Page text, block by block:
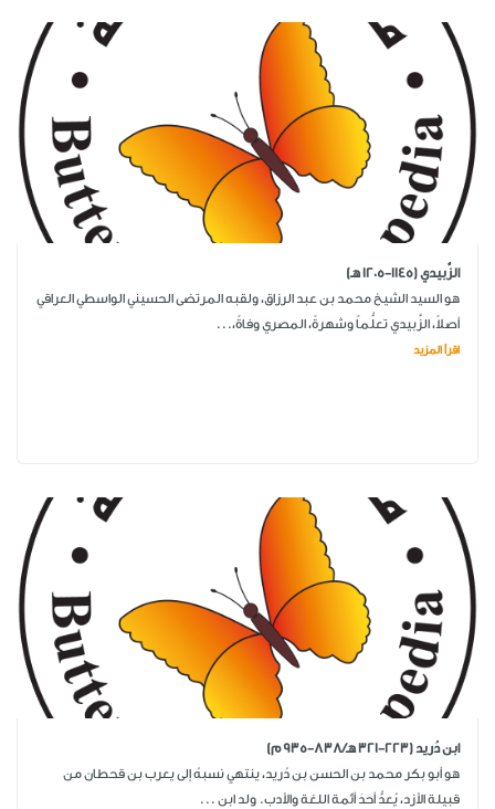
الزَّبيدي (1145-1205 هـ)
هو السيد الشيخ محمد بن عبد الرزاق، ولقبه المرتضى الحسيني الواسطي العراقي
أصلاً، الزَّبيدي تعلُّماً وشهرةً، المصري وفاةً،...
اقرأ المزيد
ابن دُريد (223-321 هـ/838-935 م)
هو أبو بكر محمد بن الحسن بن دُريد، ينتهي نسبهُ إلى يعرب بن قحطان من
قبيلة الأزد، يُعدُّ أحدَ أئمة اللغة والأدب. ولد ابن ...